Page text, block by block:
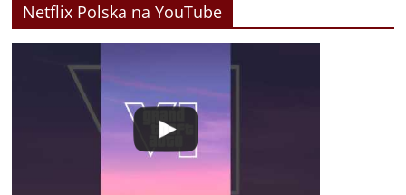
Netflix Polska na YouTube